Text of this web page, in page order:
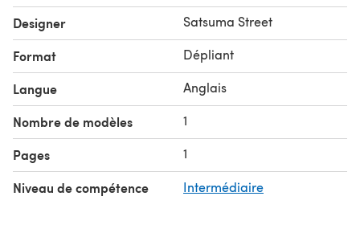
Designer Satsuma Street
Format Dépliant
Langue Anglais
Nombre de modèles 1
Pages 1
Niveau de compétence Intermédiaire